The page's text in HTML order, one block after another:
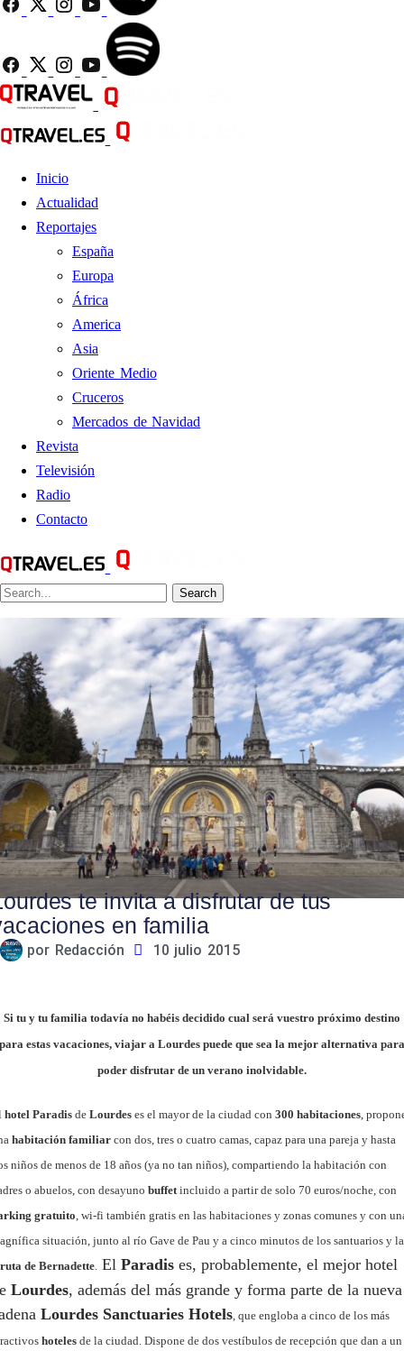
Inicio
Actualidad
Reportajes
España
Europa
África
America
Asia
Oriente Medio
Cruceros
Mercados de Navidad
Revista
Televisión
Radio
Contacto
Search
te invita a disfrutar de tus
en familia
por Redacción 10 julio 2015
Si tu y tu familia todavía no habéis decidido cual será vuestro próximo destino
para estas vacaciones, viajar a Lourdes puede que sea la mejor alternativa para
poder disfrutar de un verano inolvidable.
hotel Paradis de Lourdes es el mayor de la ciudad con 300 habitaciones ,
habitación familiar con dos, tres o cuatro camas, capaz para una pareja y hasta
niños de menos de 18 años (ya no tan niños), compartiendo la habitación con
o abuelos, con desayuno buffet incluido a partir de solo 70 euros/noche, con
gratuito , wi-fi también gratis en las habitaciones y zonas comunes y con
situación, junto al río Gave de Pau y a cinco minutos de los santuarios y la
de Bernadette El Paradis es, probablemente, el mejor hotel
Lourdes, además del más grande y forma parte de la nueva
Lourdes Sanctuaries Hotels , que engloba a cinco de los más
hoteles de la ciudad. Dispone de dos vestíbulos de recepción que dan a un